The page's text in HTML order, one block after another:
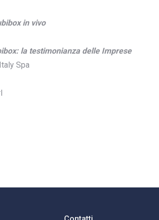
in vivo
la testimonianza delle Imprese
Spa